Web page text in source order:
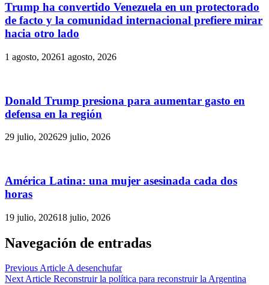
Trump ha convertido Venezuela en un protectorado
de facto y la comunidad internacional prefiere mirar
hacia otro lado
1 agosto, 20261 agosto, 2026
Donald Trump presiona para aumentar gasto en
defensa en la región
29 julio, 202629 julio, 2026
América Latina: una mujer asesinada cada dos
horas
19 julio, 202618 julio, 2026
Navegación de entradas
Previous ArticleA desenchufar
Next Article Reconstruir la política para reconstruir la Argentina